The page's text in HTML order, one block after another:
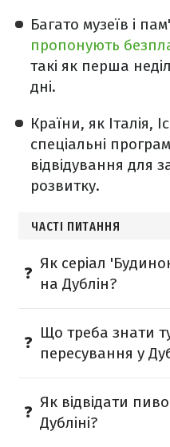
Багато музеїв і
пропонують
такі як перша
дні.
Країни, як Італія,
спеціальні
відвідування для
розвитку.
ЧАСТІ ПИТАННЯ
Як серіал
на Дублін?
Що треба знати
пересування у
Як відвідати
Дубліні?